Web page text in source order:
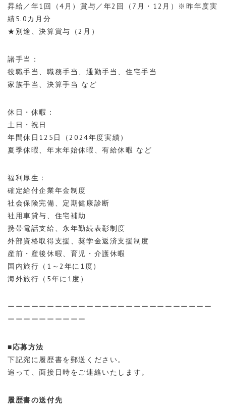
昇給／年1回（4月）賞与／年2回（7月・12月）※昨年度実
績5.0カ月分
★別途、決算賞与（2月）
諸手当：
役職手当、職務手当、通勤手当、住宅手当
家族手当、決算手当 など
休日・休暇：
土日・祝日
年間休日125日（2024年度実績）
夏季休暇、年末年始休暇、有給休暇 など
福利厚生：
確定給付企業年金制度
社会保険完備、定期健康診断
社用車貸与、住宅補助
携帯電話支給、永年勤続表彰制度
外部資格取得支援、奨学金返済支援制度
産前・産後休暇、育児・介護休暇
国内旅行（1～2年に1度）
海外旅行（5年に1度）
ーーーーーーーーーーーーーーーーーーーーーーーーーー
ーーーーーーーーーー
■応募方法
下記宛に履歴書を郵送ください。
追って、面接日時をご連絡いたします。
履歴書の送付先